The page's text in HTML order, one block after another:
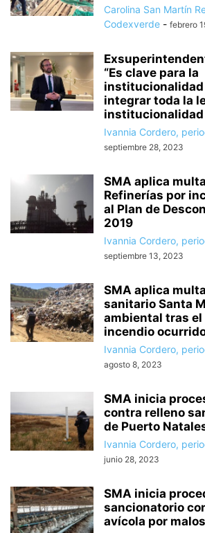
Carolina San Martín
Codexverde - febrero
“Es clave para la
integrar toda la
institucionalidad
Ivannia Cordero,
septiembre 28, 2023
SMA aplica
Refinerías por
al Plan de
2019
Ivannia Cordero,
septiembre 13, 2023
SMA aplica
sanitario Santa
ambiental tras
incendio
Ivannia Cordero,
agosto 8, 2023
SMA inicia
contra relleno
de Puerto
Ivannia Cordero,
junio 28, 2023
SMA inicia
sancionatorio
avícola por